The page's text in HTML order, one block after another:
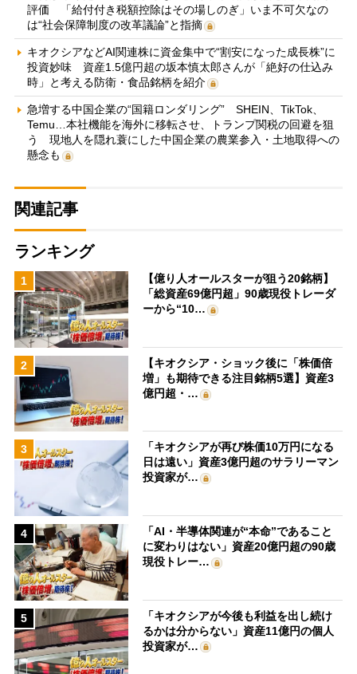
評価 「給付付き税額控除はその場しのぎ」いま不可欠なの
は“社会保障制度の改革議論”と指摘
キオクシアなどAI関連株に資金集中で“割安になった成長株”に
投資妙味 資産1.5億円超の坂本慎太郎さんが「絶好の仕込み
時」と考える防衛・食品銘柄を紹介
急増する中国企業の“国籍ロンダリング” SHEIN、TikTok、
Temu…本社機能を海外に移転させ、トランプ関税の回避を狙
う 現地人を隠れ蓑にした中国企業の農業参入・土地取得への
懸念も
関連記事
ランキング
1
【億り人オールスターが狙う20銘柄】
「総資産69億円超」90歳現役トレーダ
ーから“10…
2
【キオクシア・ショック後に「株価倍
増」も期待できる注目銘柄5選】資産3
億円超・…
3
「キオクシアが再び株価10万円になる
日は遠い」資産3億円超のサラリーマン
投資家が…
4
「AI・半導体関連が“本命”であること
に変わりはない」資産20億円超の90歳
現役トレー…
5
「キオクシアが今後も利益を出し続け
るかは分からない」資産11億円の個人
投資家が…